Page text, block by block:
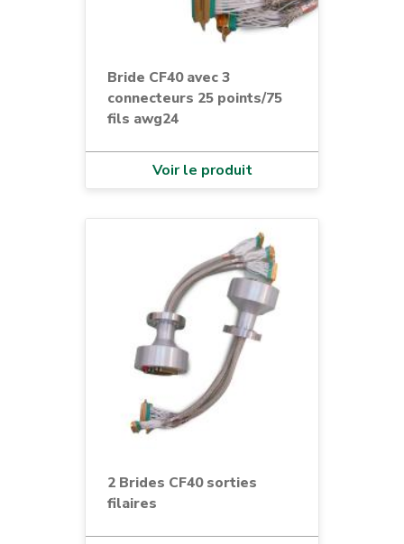
Bride CF40 avec 3
connecteurs 25 points/75
fils awg24
Voir le produit
2 Brides CF40 sorties
filaires